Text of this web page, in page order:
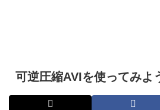
可逆圧縮AVIを使ってみよう